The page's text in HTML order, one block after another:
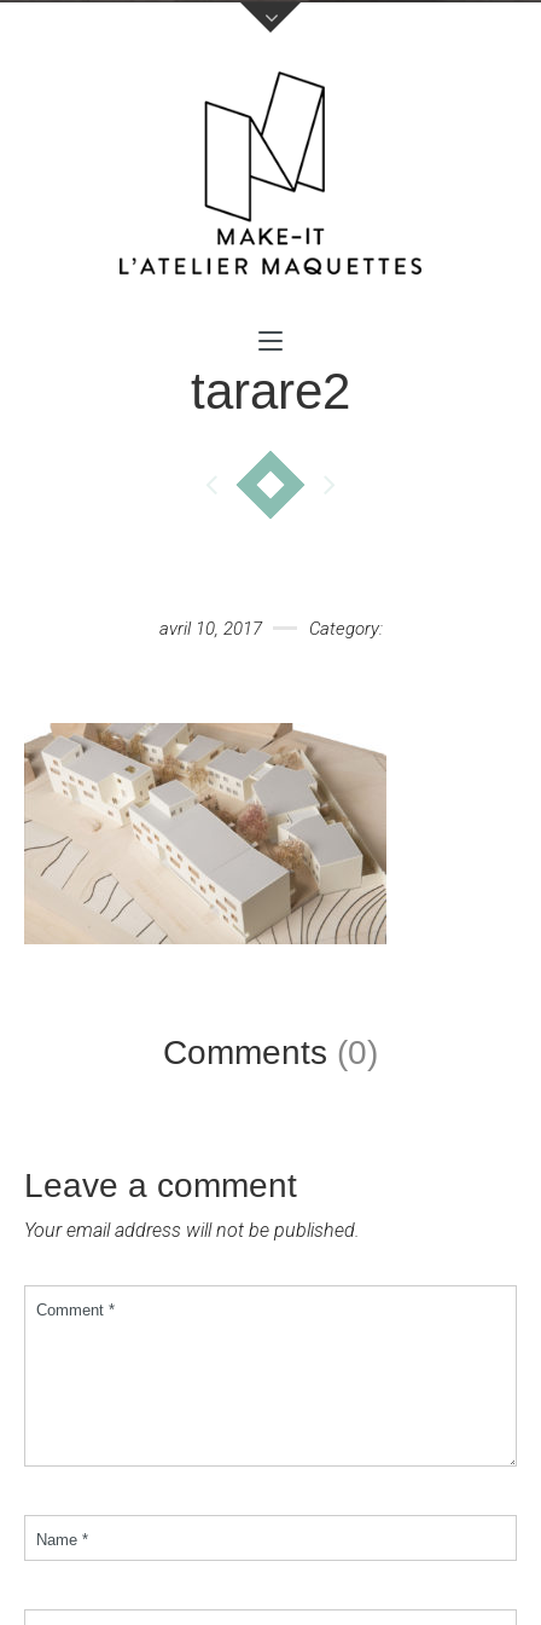
Votre nom (obligatoire)
Votre e-mail (obligatoire)tarare2
avril 10, 2017 Category:
Comments (0)
Leave a comment
Your email address will not be published.
Comment *
Name *